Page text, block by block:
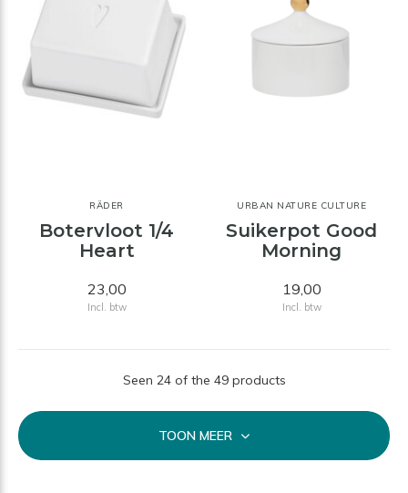
RÄDER
Botervloot 1/4
Heart
23,00
Incl. btw
URBAN NATURE CULTURE
Suikerpot Good
Morning
19,00
Incl. btw
Seen 24 of the 49 products
TOON MEER